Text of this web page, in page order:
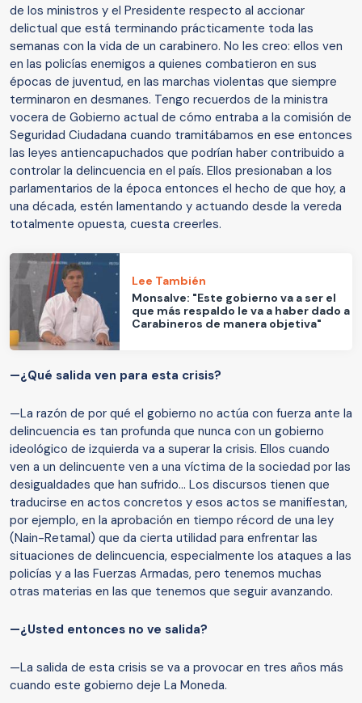
de los ministros y el Presidente respecto al accionar
delictual que está terminando prácticamente toda las
semanas con la vida de un carabinero. No les creo: ellos ven
en las policías enemigos a quienes combatieron en sus
épocas de juventud, en las marchas violentas que siempre
terminaron en desmanes. Tengo recuerdos de la ministra
vocera de Gobierno actual de cómo entraba a la comisión de
Seguridad Ciudadana cuando tramitábamos en ese entonces
las leyes antiencapuchados que podrían haber contribuido a
controlar la delincuencia en el país. Ellos presionaban a los
parlamentarios de la época entonces el hecho de que hoy, a
una década, estén lamentando y actuando desde la vereda
totalmente opuesta, cuesta creerles.
Lee También
Monsalve: "Este gobierno va a ser el
que más respaldo le va a haber dado a
Carabineros de manera objetiva"
—¿Qué salida ven para esta crisis?
—La razón de por qué el gobierno no actúa con fuerza ante la
delincuencia es tan profunda que nunca con un gobierno
ideológico de izquierda va a superar la crisis. Ellos cuando
ven a un delincuente ven a una víctima de la sociedad por las
desigualdades que han sufrido... Los discursos tienen que
traducirse en actos concretos y esos actos se manifiestan,
por ejemplo, en la aprobación en tiempo récord de una ley
(Nain-Retamal) que da cierta utilidad para enfrentar las
situaciones de delincuencia, especialmente los ataques a las
policías y a las Fuerzas Armadas, pero tenemos muchas
otras materias en las que tenemos que seguir avanzando.
—¿Usted entonces no ve salida?
—La salida de esta crisis se va a provocar en tres años más
cuando este gobierno deje La Moneda.